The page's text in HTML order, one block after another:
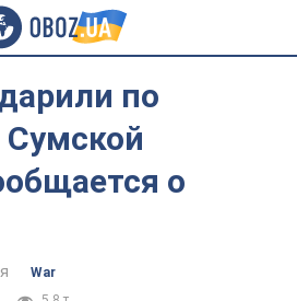
по
Сумской
о
War